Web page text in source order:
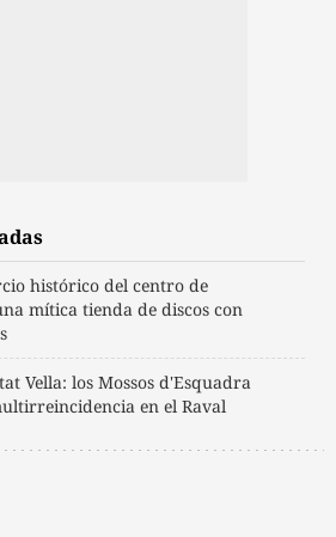
histórico del centro de
mítica tienda de discos con
Vella: los Mossos d'Esquadra
en el Raval